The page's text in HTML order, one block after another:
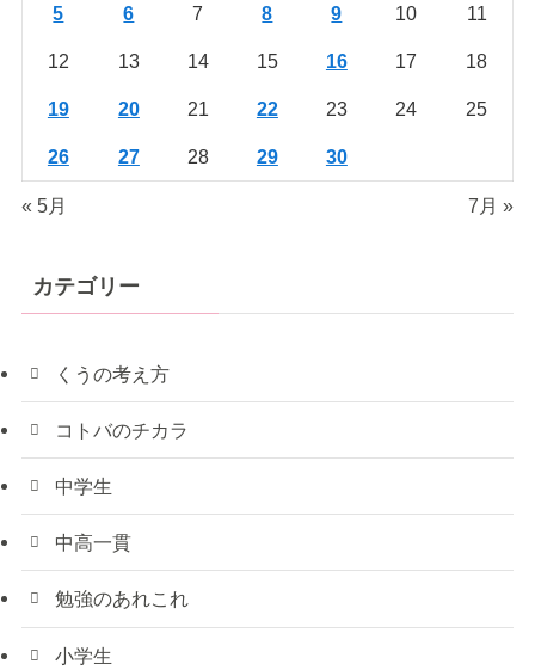
5 6 7 8 9 10 11
12 13 14 15 16 17 18
19 20 21 22 23 24 25
26 27 28 29 30
« 5月 7月 »
カテゴリー
くうの考え方
コトバのチカラ
中学生
中高一貫
勉強のあれこれ
小学生